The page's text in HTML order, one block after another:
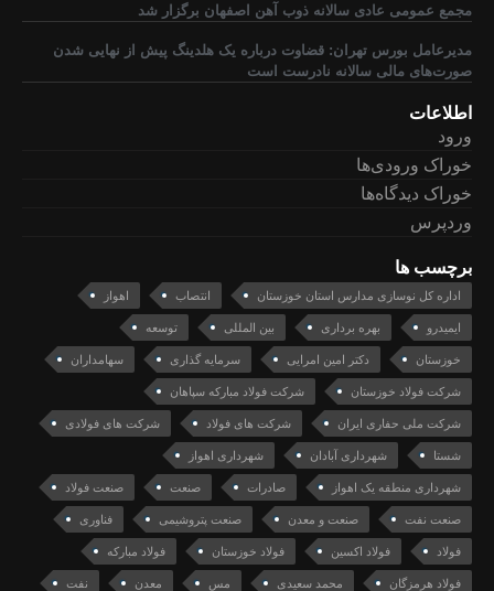
مجمع عمومی عادی سالانه ذوب آهن اصفهان برگزار شد
مدیرعامل بورس تهران: قضاوت درباره یک هلدینگ پیش از نهایی شدن
صورت‌های مالی سالانه نادرست است
اطلاعات
ورود
خوراک ورودی‌ها
خوراک دیدگاه‌ها
وردپرس
برچسب ها
اداره کل نوسازی مدارس استان خوزستان انتصاب اهواز
ایمیدرو بهره برداری بین المللی توسعه
خوزستان دکتر امین امرایی سرمایه گذاری سهامداران
شرکت فولاد خوزستان شرکت فولاد مبارکه سپاهان
شرکت ملی حفاری ایران شرکت های فولاد شرکت های فولادی
شستا شهرداری آبادان شهرداری اهواز
شهرداری منطقه یک اهواز صادرات صنعت صنعت فولاد
صنعت نفت صنعت و معدن صنعت پتروشیمی فناوری
فولاد فولاد اکسین فولاد خوزستان فولاد مبارکه
فولاد هرمزگان محمد سعیدی مس معدن نفت